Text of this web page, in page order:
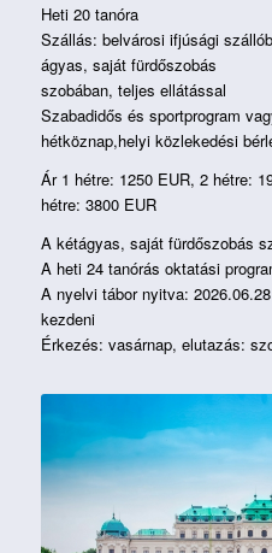
Heti 20 tanóra
Szállás: belvárosi ifjúsági
ágyas, saját fürdőszobás
szobában, teljes ellátással
Szabadidős és sportprogram
hétköznap,helyi közlekedési
Ár 1 hétre: 1250 EUR, 2 hétre:
hétre: 3800 EUR
A kétágyas, saját fürdőszobás
A heti 24 tanórás oktatási
A nyelvi tábor nyitva:
kezdeni
Érkezés: vasárnap, elutazás: